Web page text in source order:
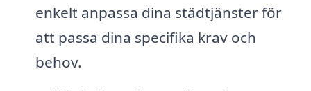
enkelt anpassa dina städtjänster för
att passa dina specifika krav och
behov.